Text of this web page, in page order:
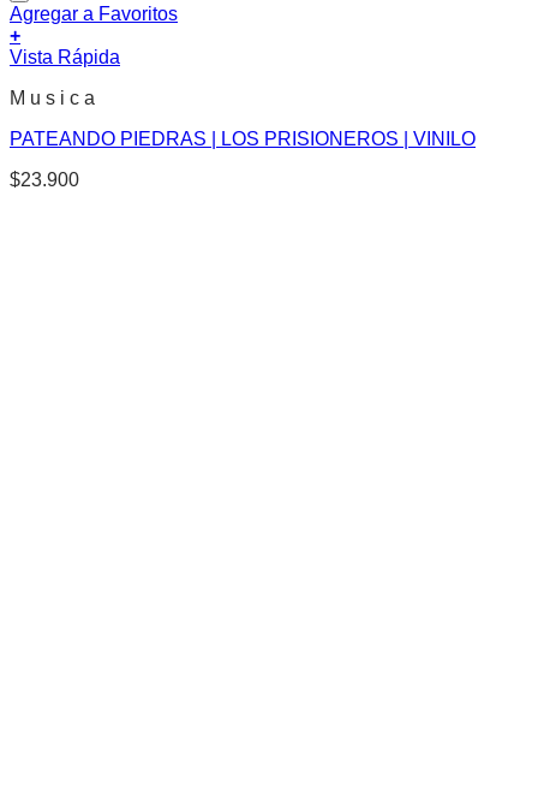
Agregar a Favoritos
+
Vista Rápida
M u s i c a
PATEANDO PIEDRAS | LOS PRISIONEROS | VINILO
$23.900